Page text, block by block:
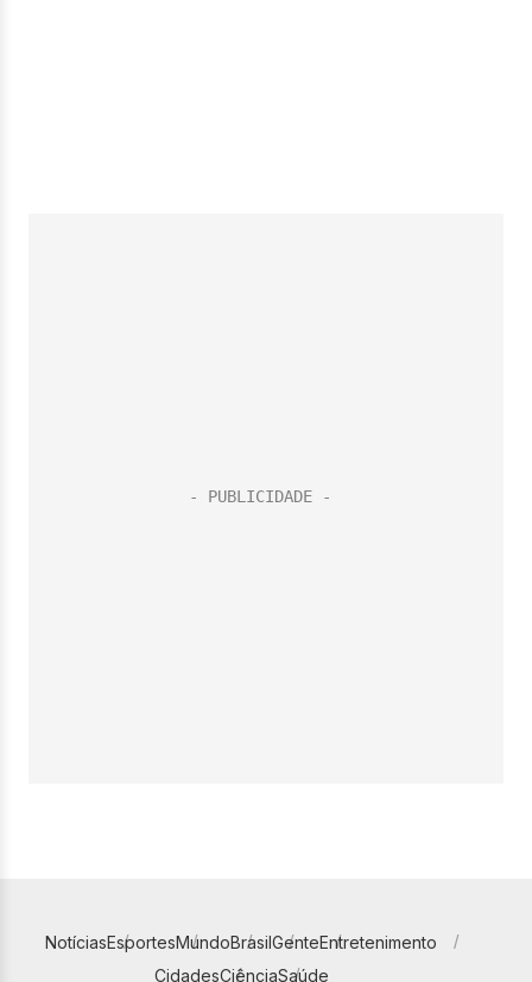
NotíciasEsportesMundoBrasilGenteEntretenimento
CidadesCiênciaSaúde